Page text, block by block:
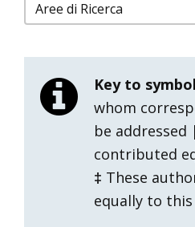
Select content
Key to
whom
be addressed |
contributed
‡ These
equally to